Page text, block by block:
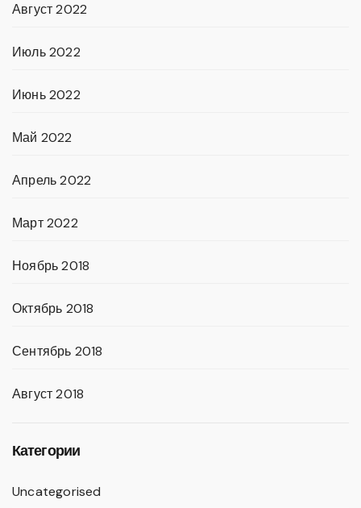
Август 2022
Июль 2022
Июнь 2022
Май 2022
Апрель 2022
Март 2022
Ноябрь 2018
Октябрь 2018
Сентябрь 2018
Август 2018
Категории
Uncategorised